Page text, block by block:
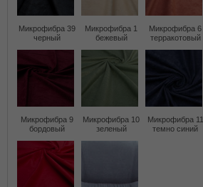
Микрофибра 39
черный
Микрофибра 1
бежевый
Микрофибра 6
терракотовый
Микрофибра 9
бордовый
Микрофибра 10
зеленый
Микрофибра 11
темно синий